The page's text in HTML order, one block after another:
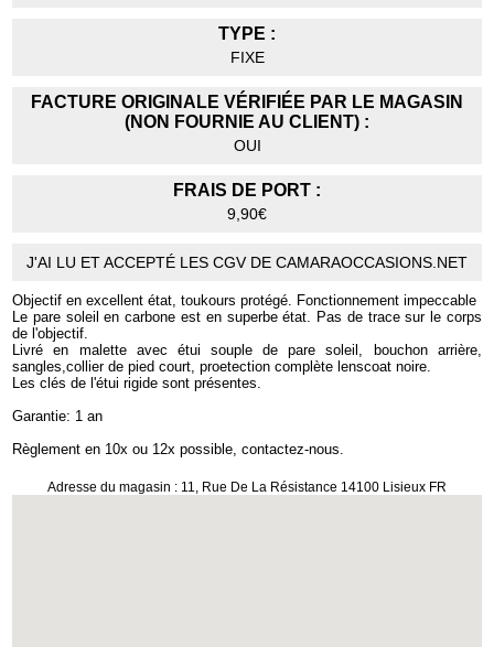
TYPE :
FIXE
FACTURE ORIGINALE VÉRIFIÉE PAR LE MAGASIN
(NON FOURNIE AU CLIENT) :
OUI
FRAIS DE PORT :
9,90€
J'AI LU ET ACCEPTÉ LES CGV DE CAMARAOCCASIONS.NET
Objectif en excellent état, toukours protégé. Fonctionnement impeccable
Le pare soleil en carbone est en superbe état. Pas de trace sur le corps
de l'objectif.
Livré en malette avec étui souple de pare soleil, bouchon arrière,
sangles,collier de pied court, proetection complète lenscoat noire.
Les clés de l'étui rigide sont présentes.
Garantie: 1 an
Règlement en 10x ou 12x possible, contactez-nous.
Adresse du magasin : 11, Rue De La Résistance 14100 Lisieux FR